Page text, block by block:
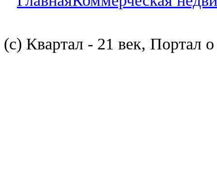
(с) Квартал - 21 век, Портал